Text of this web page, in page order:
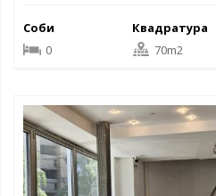
Соби
0
Квадратура
70m2